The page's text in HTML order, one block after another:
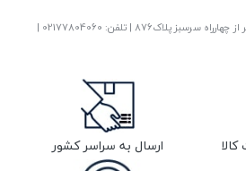
آدرس: تهران نارمک خیابان آیت بالاتر از چهارراه سرسبز پلاک876 | تلفن: ‎02177804060 |
ارسال به سراسر کشور